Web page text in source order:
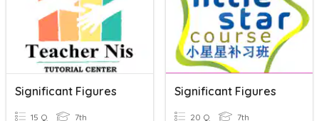
Significant Figures
15 Q 7th
Significant Figures
20 Q 7th